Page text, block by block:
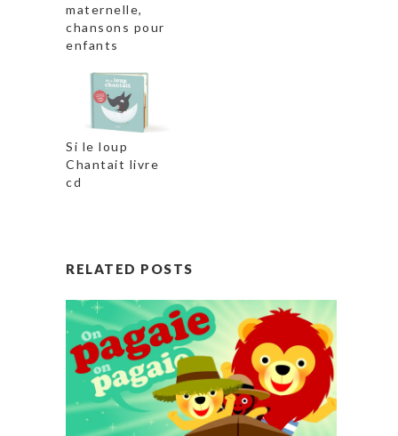
maternelle,
chansons pour
enfants
Si le loup
Chantait livre
cd
RELATED POSTS